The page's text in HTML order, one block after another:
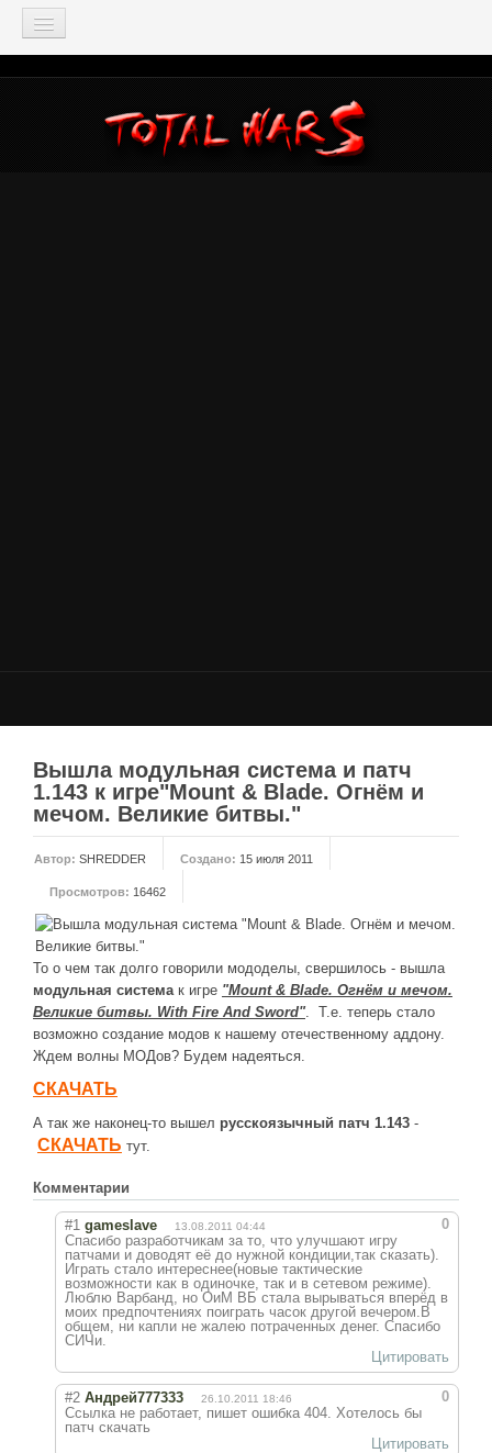
TOTAL WAR
Total War: Three Kingdoms
Total War: Warhammer
МОДЫ
Моддинг ROME 2
Моддинг Napoleon
Моддинг MEDIEVAL 2
ДРУГИЕ ИГРЫ
Серия игр Mount and Blade
Вселенные Warhammer
Warhammer 40.000: Dawn of War
Серия игр «История войн»
Серия игр «King Arthur»
КРЕАТИВ
Творчество СиЧевиков
Блоги о рыбалке
Черный Гетман (роман)
ИСТОРИЯ
Загадки и тайны истории
Вышла модульная система и патч
1.143 к игре"Mount & Blade. Огнём и
мечом. Великие битвы."
Автор: SHREDDER Создано: 15 июля 2011
Просмотров: 16462
То о чем так долго говорили мододелы, свершилось - вышла
модульная системак игре "Mount & Blade. Огнём и мечом.
Великие битвы. With Fire And Sword". Т.е. теперь стало
возможно создание модов к нашему отечественному аддону.
Ждем волны МОДов? Будем надеяться.
СКАЧАТЬ
А так же наконец-то вышел русскоязычный патч 1.143 -
СКАЧАТЬ тут.
Комментарии
0
#1 gameslave 13.08.2011 04:44
Спасибо разработчикам за то, что улучшают игру
патчами и доводят её до нужной кондиции,так сказать).
Играть стало интереснее(новые тактические
возможности как в одиночке, так и в сетевом режиме).
Люблю Варбанд, но ОиМ ВБ стала вырываться вперёд в
моих предпочтениях поиграть часок другой вечером.В
общем, ни капли не жалею потраченных денег. Спасибо
СИЧи.
Цитировать
0
#2 Андрей777333 26.10.2011 18:46
Ссылка не работает, пишет ошибка 404. Хотелось бы
патч скачать
Цитировать